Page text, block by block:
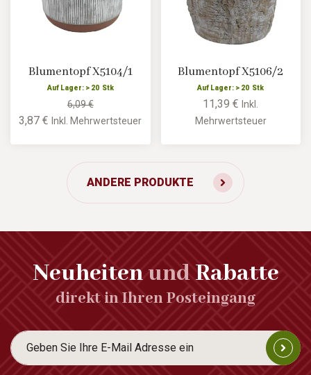
Blumentopf X5104/1
Auf Lager: > 20 Stk
6,09 €
3,87 €Inkl. Mehrwertsteuer
Blumentopf X5106/2
Auf Lager: > 20 Stk
11,39 €Inkl.
Mehrwertsteuer
ANDERE PRODUKTE
NeuheitenundRabatte
direkt in Ihren Posteingang